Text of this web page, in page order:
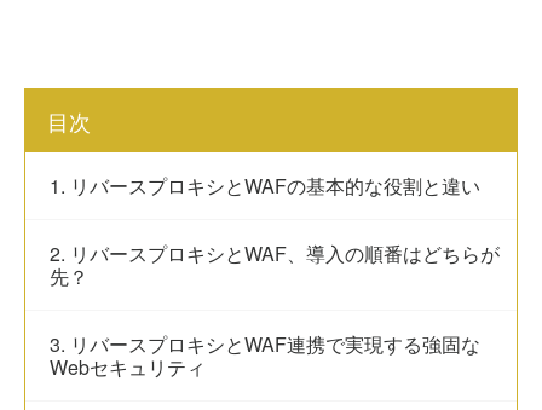
目次
1. リバースプロキシとWAFの基本的な役割と違い
2. リバースプロキシとWAF、導入の順番はどちらが
先？
3. リバースプロキシとWAF連携で実現する強固な
Webセキュリティ